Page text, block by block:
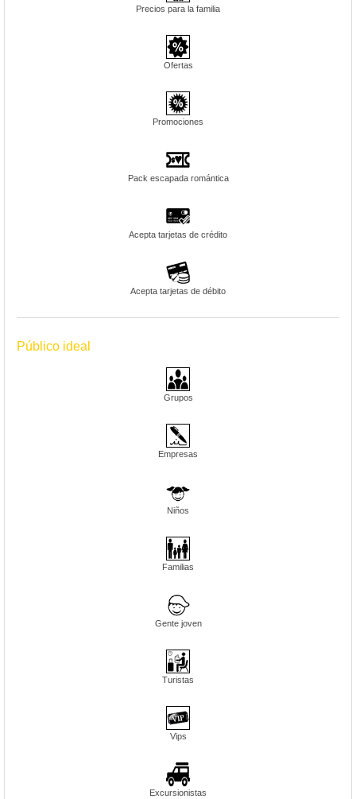
Precios para la familia
Ofertas
Promociones
Pack escapada romántica
Acepta tarjetas de crédito
Acepta tarjetas de débito
Público ideal
Grupos
Empresas
Niños
Familias
Gente joven
Turistas
Vips
Excursionistas